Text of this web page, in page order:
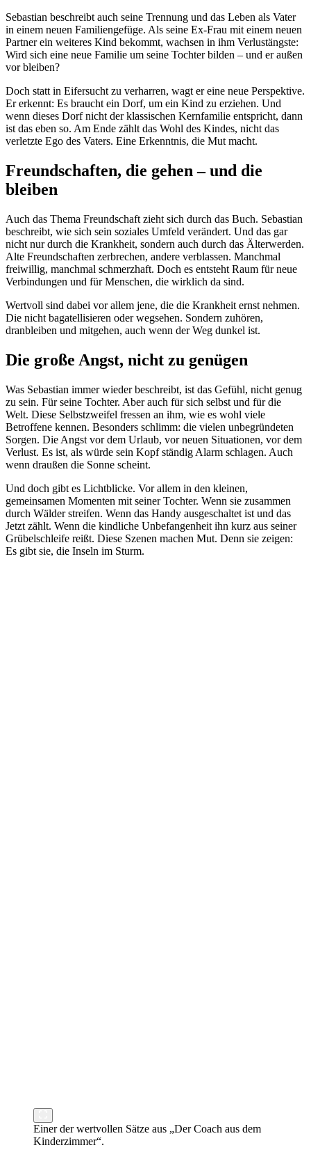
Sebastian beschreibt auch seine Trennung und das Leben als Vater
in einem neuen Familiengefüge. Als seine Ex-Frau mit einem neuen
Partner ein weiteres Kind bekommt, wachsen in ihm Verlustängste:
Wird sich eine neue Familie um seine Tochter bilden – und er außen
vor bleiben?
Doch statt in Eifersucht zu verharren, wagt er eine neue Perspektive.
Er erkennt: Es braucht ein Dorf, um ein Kind zu erziehen. Und
wenn dieses Dorf nicht der klassischen Kernfamilie entspricht, dann
ist das eben so. Am Ende zählt das Wohl des Kindes, nicht das
verletzte Ego des Vaters. Eine Erkenntnis, die Mut macht.
Freundschaften, die gehen – und die
bleiben
Auch das Thema Freundschaft zieht sich durch das Buch. Sebastian
beschreibt, wie sich sein soziales Umfeld verändert. Und das gar
nicht nur durch die Krankheit, sondern auch durch das Älterwerden.
Alte Freundschaften zerbrechen, andere verblassen. Manchmal
freiwillig, manchmal schmerzhaft. Doch es entsteht Raum für neue
Verbindungen und für Menschen, die wirklich da sind.
Wertvoll sind dabei vor allem jene, die die Krankheit ernst nehmen.
Die nicht bagatellisieren oder wegsehen. Sondern zuhören,
dranbleiben und mitgehen, auch wenn der Weg dunkel ist.
Die große Angst, nicht zu genügen
Was Sebastian immer wieder beschreibt, ist das Gefühl, nicht genug
zu sein. Für seine Tochter. Aber auch für sich selbst und für die
Welt. Diese Selbstzweifel fressen an ihm, wie es wohl viele
Betroffene kennen. Besonders schlimm: die vielen unbegründeten
Sorgen. Die Angst vor dem Urlaub, vor neuen Situationen, vor dem
Verlust. Es ist, als würde sein Kopf ständig Alarm schlagen. Auch
wenn draußen die Sonne scheint.
Und doch gibt es Lichtblicke. Vor allem in den kleinen,
gemeinsamen Momenten mit seiner Tochter. Wenn sie zusammen
durch Wälder streifen. Wenn das Handy ausgeschaltet ist und das
Jetzt zählt. Wenn die kindliche Unbefangenheit ihn kurz aus seiner
Grübelschleife reißt. Diese Szenen machen Mut. Denn sie zeigen:
Es gibt sie, die Inseln im Sturm.
Einer der wertvollen Sätze aus „Der Coach aus dem
Kinderzimmer“.